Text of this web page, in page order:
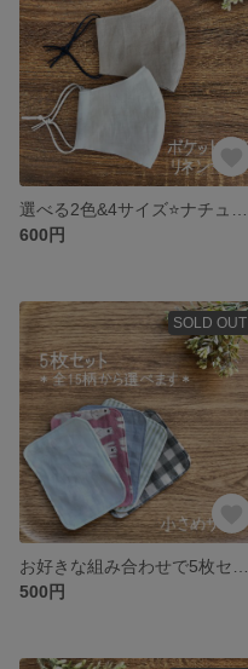
600円
SOLD OUT
500円